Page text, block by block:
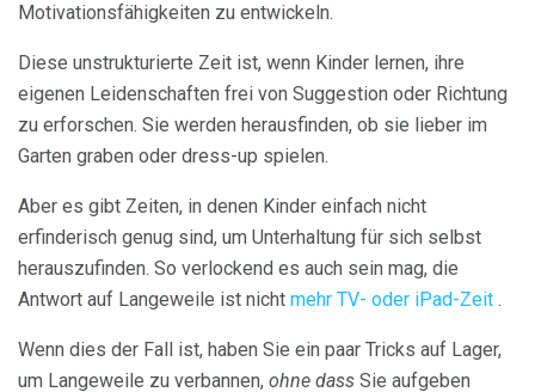
Motivationsfähigkeiten zu entwickeln.
Diese unstrukturierte Zeit ist, wenn Kinder lernen, ihre
eigenen Leidenschaften frei von Suggestion oder Richtung
zu erforschen. Sie werden herausfinden, ob sie lieber im
Garten graben oder dress-up spielen.
Aber es gibt Zeiten, in denen Kinder einfach nicht
erfinderisch genug sind, um Unterhaltung für sich selbst
herauszufinden. So verlockend es auch sein mag, die
Antwort auf Langeweile ist nicht mehr TV- oder iPad-Zeit .
Wenn dies der Fall ist, haben Sie ein paar Tricks auf Lager,
um Langeweile zu verbannen, ohne dass Sie aufgeben